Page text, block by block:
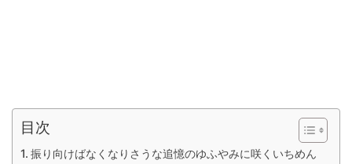
目次
振り向けばなくなりさうな追憶のゆふやみに咲くいちめん